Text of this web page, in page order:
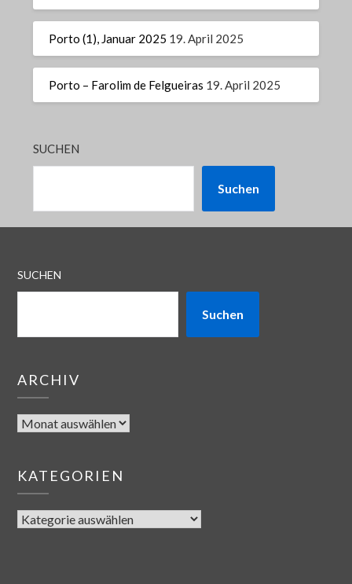
Porto (1), Januar 2025 19. April 2025
Porto – Farolim de Felgueiras 19. April 2025
SUCHEN
Suchen
SUCHEN
Suchen
ARCHIV
KATEGORIEN